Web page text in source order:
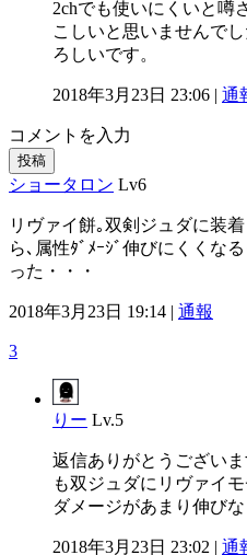
2chでも使いにくいと噂
こしいと思いませんで
ろしいです。
2018年3月23日 23:06 | 通
コメントを入力
投稿
ショータロン Lv6
リヴァイ餅｡双剣ジュダに装
ら､属性ﾀﾞﾒｰｼﾞ伸びにくくな
った・・・
2018年3月23日 19:14 | 通報
3
りー Lv.5
返信ありがとうござい
も双ジュダにリヴァイ
ダメージがあまり伸び
2018年3月23日 23:02 | 通